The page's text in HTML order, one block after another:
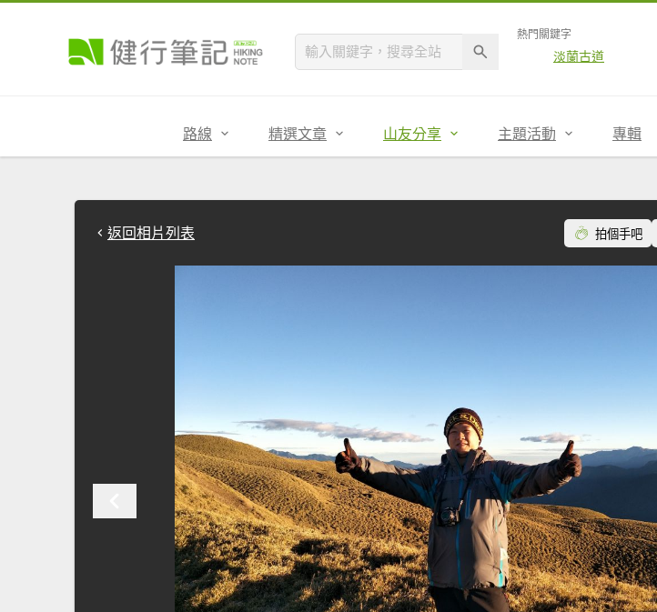
熱門關鍵字
淡蘭古道
路線 精選文章 山友分享 主題活動 專輯
返回相片列表 拍個手吧